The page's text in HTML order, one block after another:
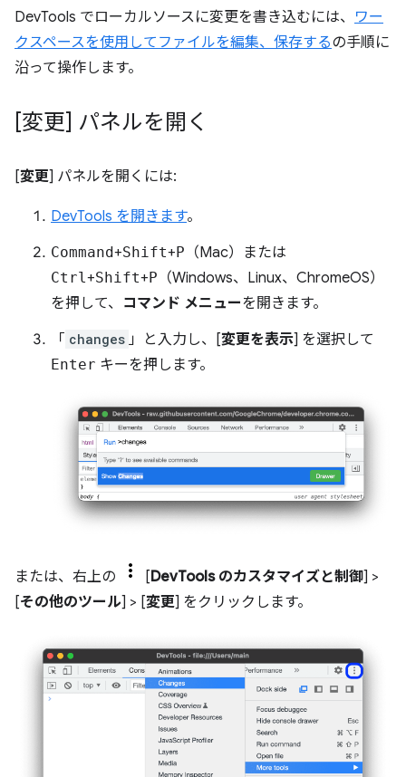
DevTools でローカルソースに変更を書き込むには、 ワー
クスペースを使用してファイルを編集、保存するの手順に
沿って操作します。
[変更] パネルを開く
[変更] パネルを開くには:
DevTools を開きます。
Command+Shift+P （Mac）または
Ctrl+Shift+P （Windows、Linux、ChromeOS）
を押して、 コマンド メニューを開きます。
「 changes 」と入力し、[変更を表示] を選択して
Enter キーを押します。
または、右上の [DevTools のカスタマイズと制御] >
[その他のツール] > [変更] をクリックします。